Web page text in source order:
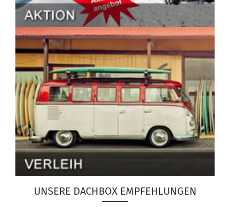
UNSERE DACHBOX EMPFEHLUNGEN